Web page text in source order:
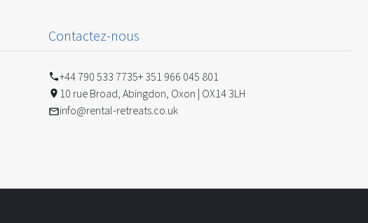
Contactez-nous
+44 790 533 7735+ 351 966 045 801
10 rue Broad, Abingdon, Oxon | OX14 3LH
info@rental-retreats.co.uk